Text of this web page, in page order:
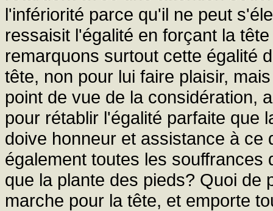
l'infériorité parce qu'il ne peut
ressaisit l'égalité en forçant la
remarquons surtout cette égalité
tête, non pour lui faire plaisir,
point de vue de la considération,
pour rétablir l'égalité parfaite que
doive honneur et assistance à
également toutes les souffrances
que la plante des pieds? Quoi de
marche pour la tête, et emporte